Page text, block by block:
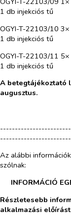
1 db injekciós tű
OGYI-T-22103/10
1 db injekciós tű
OGYI-T-22103/11
1 db injekciós tű
A betegtájékoztató
augusztus.
Az alábbi
szólnak:
INFORMÁCIÓ
Részletesebb
alkalmazási előírást